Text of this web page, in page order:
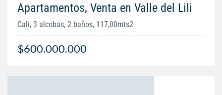
Apartamentos, Venta en Valle del Lili
Cali, 3 alcobas, 2 baños, 117,00mts2
$600.000.000